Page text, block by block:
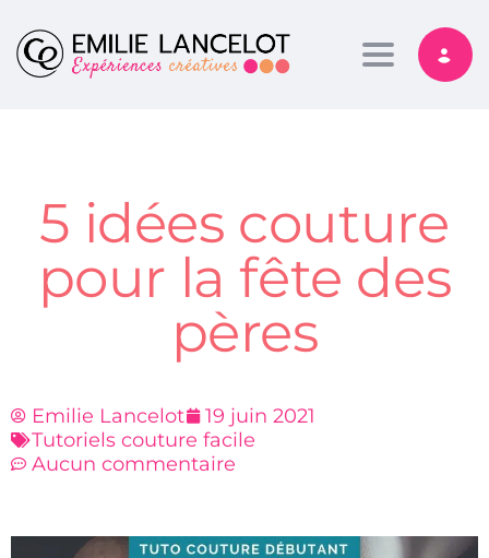
Toggle
5 idées couture
pour la fête des
pères
Emilie Lancelot
19 juin 2021
Tutoriels couture facile
Aucun commentaire